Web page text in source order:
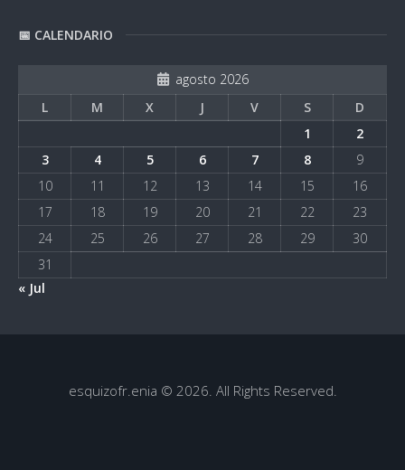
📅 CALENDARIO
agosto 2026
L
M X J V S
D
1
2
3
4 5 6 7 8
9
10
11 12 13 14 15
16
17
18 19 20 21 22
23
24
25 26 27 28 29
30
31
« Jul
esquizofr.enia © 2026. All Rights Reserved.